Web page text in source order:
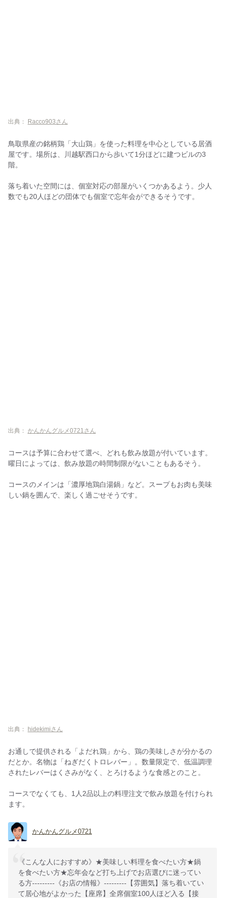
出典： Racco903さん
鳥取県産の銘柄鶏「大山鶏」を使った料理を中心としている居酒
屋です。場所は、川越駅西口から歩いて1分ほどに建つビルの3
階。
落ち着いた空間には、個室対応の部屋がいくつかあるよう。少人
数でも20人ほどの団体でも個室で忘年会ができるそうです。
出典： かんかんグルメ0721さん
コースは予算に合わせて選べ、どれも飲み放題が付いています。
曜日によっては、飲み放題の時間制限がないこともあるそう。
コースのメインは「濃厚地鶏白湯鍋」など。スープもお肉も美味
しい鍋を囲んで、楽しく過ごせそうです。
出典： hidekimiさん
お通しで提供される「よだれ鶏」から、鶏の美味しさが分かるの
だとか。名物は「ねぎだくトロレバー」。数量限定で、低温調理
されたレバーはくさみがなく、とろけるような食感とのこと。
コースでなくても、1人2品以上の料理注文で飲み放題を付けられ
ます。
かんかんグルメ0721
《こんな人におすすめ》★美味しい料理を食べたい方★鍋
を食べたい方★忘年会など打ち上げでお店選びに迷ってい
る方---------《お店の情報》---------【雰囲気】落ち着いてい
て居心地がよかった【座席】全席個室100人ほど入る【接